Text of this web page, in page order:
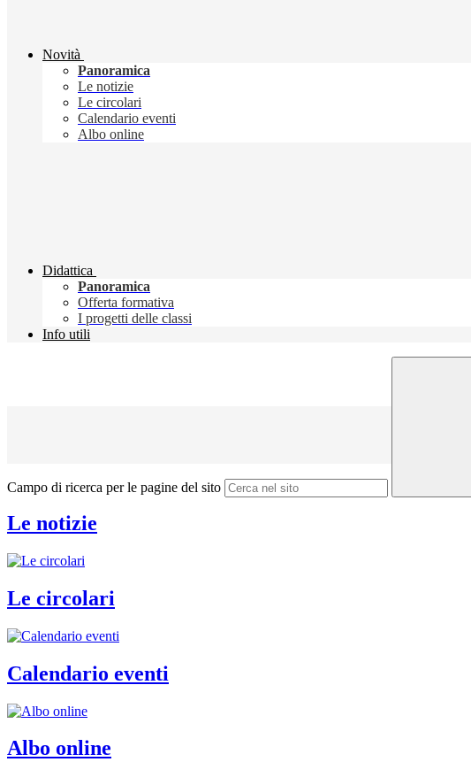
Novità
Panoramica
Le notizie
Le circolari
Calendario eventi
Albo online
Didattica
Panoramica
Offerta formativa
I progetti delle classi
Info utili
Campo di ricerca per le pagine del sito
Le notizie
Le circolari
Calendario eventi
Albo online